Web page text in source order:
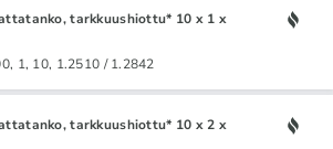
tarkkuushiottu* 10 x 1 x
1, 10, 1.2510 / 1.2842
tarkkuushiottu* 10 x 2 x